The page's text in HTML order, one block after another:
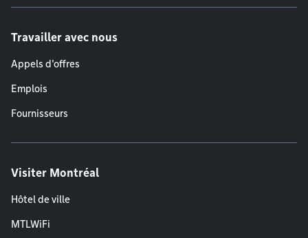
Travailler avec nous
Appels d'offres
Emplois
Fournisseurs
Visiter Montréal
Hôtel de ville
MTLWiFi